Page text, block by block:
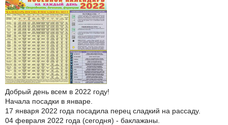
Добрый день всем в 2022 году!
Начала посадки в январе.
17 января 2022 года посадила перец сладкий на рассаду.
04 февраля 2022 года (сегодня) - баклажаны.